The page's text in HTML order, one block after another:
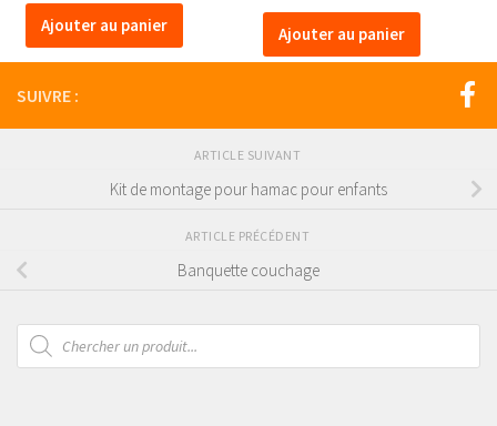
Ajouter au panier Ajouter au panier
SUIVRE :
ARTICLE SUIVANT
Kit de montage pour hamac pour enfants
ARTICLE PRÉCÉDENT
Banquette couchage
Recherche
de
produits